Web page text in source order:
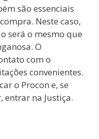
são essenciais
Neste caso,
será o mesmo que
O
com o
convenientes.
o Procon e, se
entrar na Justiça.